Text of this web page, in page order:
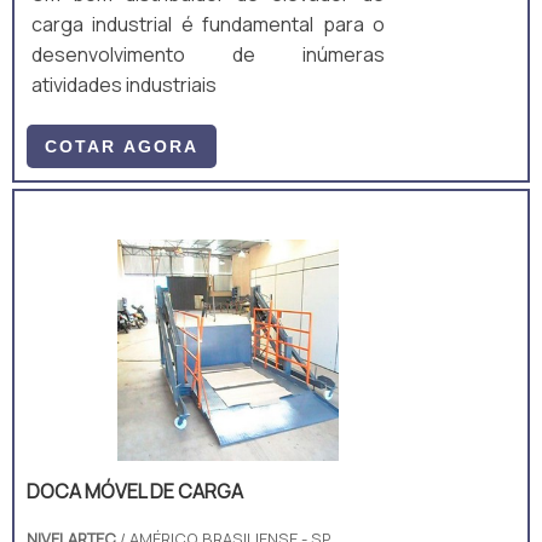
carga industrial é fundamental para o
desenvolvimento de inúmeras
atividades industriais
COTAR AGORA
DOCA MÓVEL DE CARGA